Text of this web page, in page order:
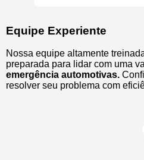
Equipe Experiente
Nossa equipe altamente
preparada para lidar com uma
emergência automotivas.
resolver seu problema com